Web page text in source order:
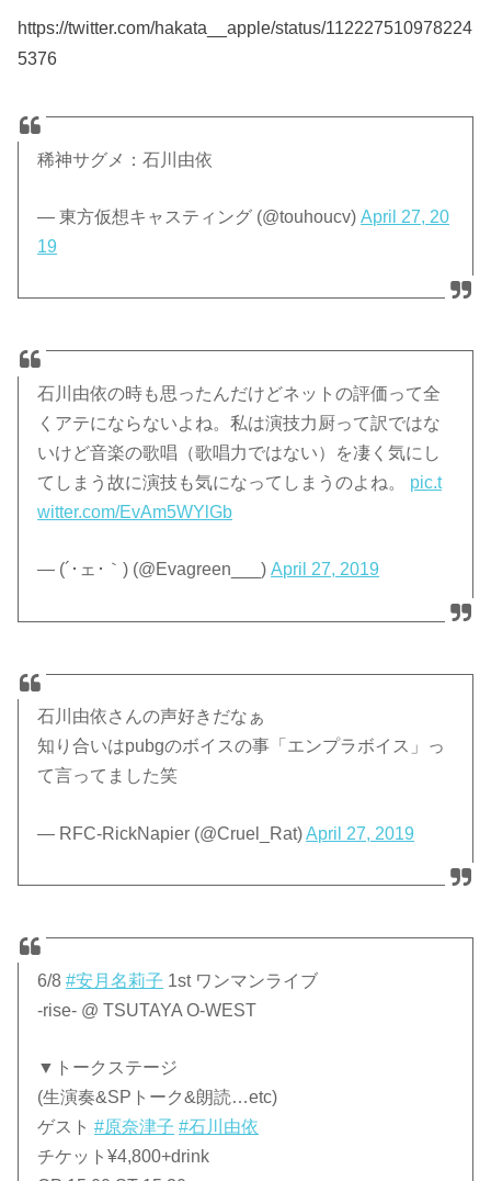
https://twitter.com/hakata__apple/status/112227510978224
5376
稀神サグメ：石川由依
— 東方仮想キャスティング (@touhoucv)April 27, 20
19
石川由依の時も思ったんだけどネットの評価って全
くアテにならないよね。私は演技力厨って訳ではな
いけど音楽の歌唱（歌唱力ではない）を凄く気にし
てしまう故に演技も気になってしまうのよね。 pic.t
witter.com/EvAm5WYlGb
— (´･ェ･｀) (@Evagreen___)April 27, 2019
石川由依さんの声好きだなぁ
知り合いはpubgのボイスの事「エンプラボイス」っ
て言ってました笑
— RFC-RickNapier (@Cruel_Rat)April 27, 2019
6/8#安月名莉子 1st ワンマンライブ
-rise- @ TSUTAYA O-WEST
▼トークステージ
(生演奏&SPトーク&朗読…etc)
ゲスト#原奈津子 #石川由依
チケット¥4,800+drink